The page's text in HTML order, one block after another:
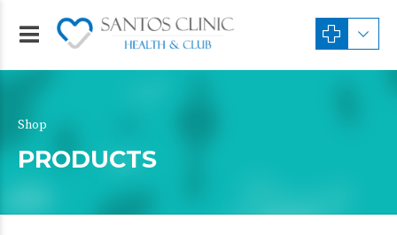
Shop
PRODUCTS